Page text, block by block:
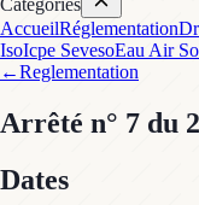
AccueilRéglementation
IsoIcpe SevesoEau Air
←Reglementation
Arrêté n° 7 du
Dates